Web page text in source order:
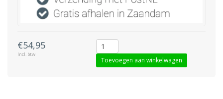
€54,95
Incl. btw
Toevoegen aan winkelwagen